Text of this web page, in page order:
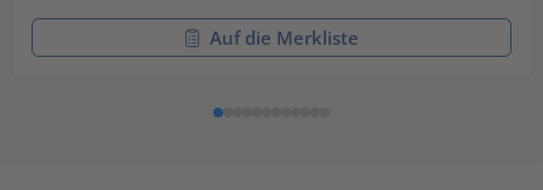
Auf die Merkliste